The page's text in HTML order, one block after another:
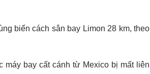
biển cách sân bay Limon 28 km, theo
bay cất cánh từ Mexico bị mất liên